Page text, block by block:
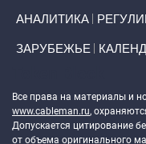
АНАЛИТИКА
ЗАРУБЕЖЬЕ
Все права на материалы и
www.cableman.ru,
Допускается цитирование
от объема оригинального